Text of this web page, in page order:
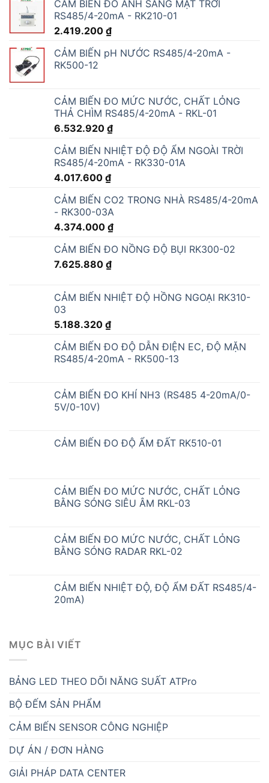
CẢM BIẾN ĐO ÁNH SÁNG MẶT TRỜI
RS485/4-20mA - RK210-01
2.419.200 ₫
CẢM BIẾN pH NƯỚC RS485/4-20mA -
RK500-12
CẢM BIẾN ĐO MỨC NƯỚC, CHẤT LỎNG
THẢ CHÌM RS485/4-20mA - RKL-01
6.532.920 ₫
CẢM BIẾN NHIỆT ĐỘ ĐỘ ẨM NGOÀI TRỜI
RS485/4-20mA - RK330-01A
4.017.600 ₫
CẢM BIẾN CO2 TRONG NHÀ RS485/4-20mA
- RK300-03A
4.374.000 ₫
CẢM BIẾN ĐO NỒNG ĐỘ BỤI RK300-02
7.625.880 ₫
CẢM BIẾN NHIỆT ĐỘ HỒNG NGOẠI RK310-
03
5.188.320 ₫
CẢM BIẾN ĐO ĐỘ DẪN ĐIỆN EC, ĐỘ MẶN
RS485/4-20mA - RK500-13
CẢM BIẾN ĐO KHÍ NH3 (RS485 4-20mA/0-
5V/0-10V)
CẢM BIẾN ĐO ĐỘ ẨM ĐẤT RK510-01
CẢM BIẾN ĐO MỨC NƯỚC, CHẤT LỎNG
BẰNG SÓNG SIÊU ÂM RKL-03
CẢM BIẾN ĐO MỨC NƯỚC, CHẤT LỎNG
BẰNG SÓNG RADAR RKL-02
CẢM BIẾN NHIỆT ĐỘ, ĐỘ ẨM ĐẤT RS485/4-
20mA)
MỤC BÀI VIẾT
BẢNG LED THEO DÕI NĂNG SUẤT ATPro
BỘ ĐẾM SẢN PHẨM
CẢM BIẾN SENSOR CÔNG NGHIỆP
DỰ ÁN / ĐƠN HÀNG
GIẢI PHÁP DATA CENTER